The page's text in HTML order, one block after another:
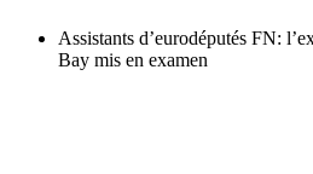
Assistants d’eurodéputés FN:
Bay mis en examen